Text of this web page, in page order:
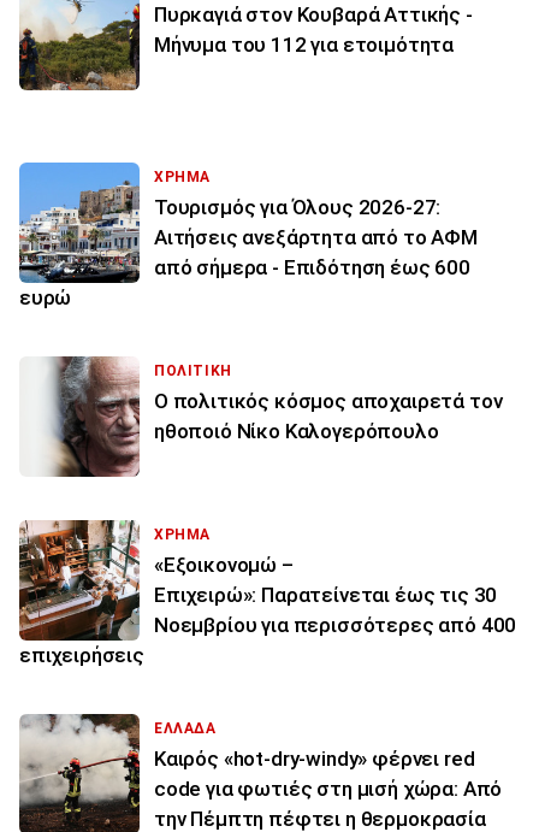
Πυρκαγιά στον Κουβαρά Αττικής -
Μήνυμα του 112 για ετοιμότητα
ΧΡΗΜΑ
Τουρισμός για Όλους 2026-27:
Αιτήσεις ανεξάρτητα από το ΑΦΜ
από σήμερα - Επιδότηση έως 600
ευρώ
ΠΟΛΙΤΙΚΗ
Ο πολιτικός κόσμος αποχαιρετά τον
ηθοποιό Νίκο Καλογερόπουλο
ΧΡΗΜΑ
«Εξοικονομώ –
Επιχειρώ»: Παρατείνεται έως τις 30
Νοεμβρίου για περισσότερες από 400
επιχειρήσεις
ΕΛΛΑΔΑ
Καιρός «hot-dry-windy» φέρνει red
code για φωτιές στη μισή χώρα: Από
την Πέμπτη πέφτει η θερμοκρασία